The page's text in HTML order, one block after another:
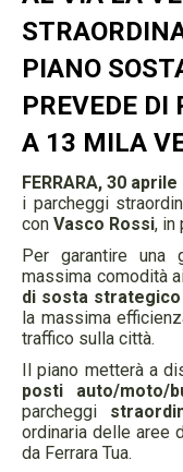
PIANO
PREVEDE DI
A 13 MILA
FERRARA, 30 aprile
i parcheggi
con Vasco Rossi, in
Per garantire
massima comodità
di sosta
la massima
traffico sulla città.
Il piano metterà a
posti auto/moto/
parcheggi
ordinaria delle aree
da Ferrara Tua.